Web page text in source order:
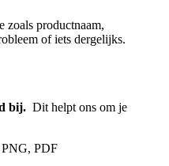
zoals productnaam,
of iets dergelijks.
bij. Dit helpt ons om je
PNG, PDF